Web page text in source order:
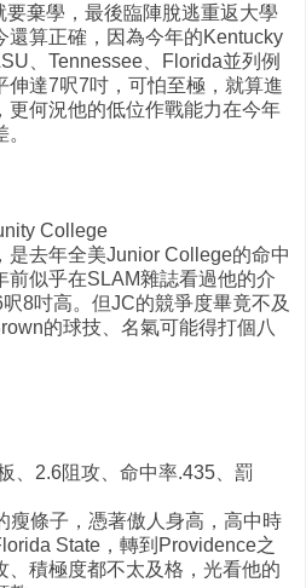
棄學，最後臨陣脫逃重返大學
還算正確，因為今年的Kentucky
、Tennessee、Florida並列例
伸達7呎7吋，可怕至極，就算進
更何況他的低位作戰能力在今年
College
是去年全美Junior College的命中
前似乎在SLAM雜誌看過他的介
8吋高。但JC的競爭度畢竟不及
的球技、名氣可能得打個八
、2.6阻攻、命中率.435、罰
瘦條子，憑著傲人身高，高中時
State，轉到Providence之
、積極度都不太及格，光看他的